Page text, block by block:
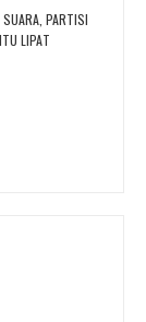
PARTISI
LIPAT